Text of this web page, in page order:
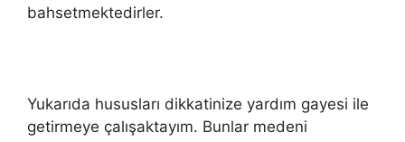
bahsetmektedirler.
Yukarıda hususları dikkatinize yardım gayesi ile
getirmeye çalışaktayım. Bunlar medeni